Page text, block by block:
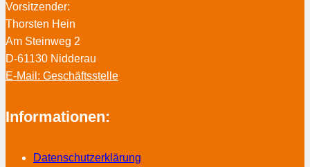
Vorsitzender:
Thorsten Hein
Am Steinweg 2
D-61130 Nidderau
E-Mail: Geschäftsstelle
Informationen:
Datenschutzerklärung